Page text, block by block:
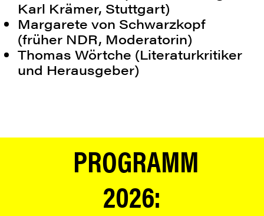
Karl Krämer, Stuttgart)
Margarete von Schwarzkopf
(früher NDR, Moderatorin)
Thomas Wörtche (Literaturkritiker
und Herausgeber)
PROGRAMM
2026: